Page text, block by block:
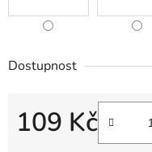
Dostupnost
109 Kč